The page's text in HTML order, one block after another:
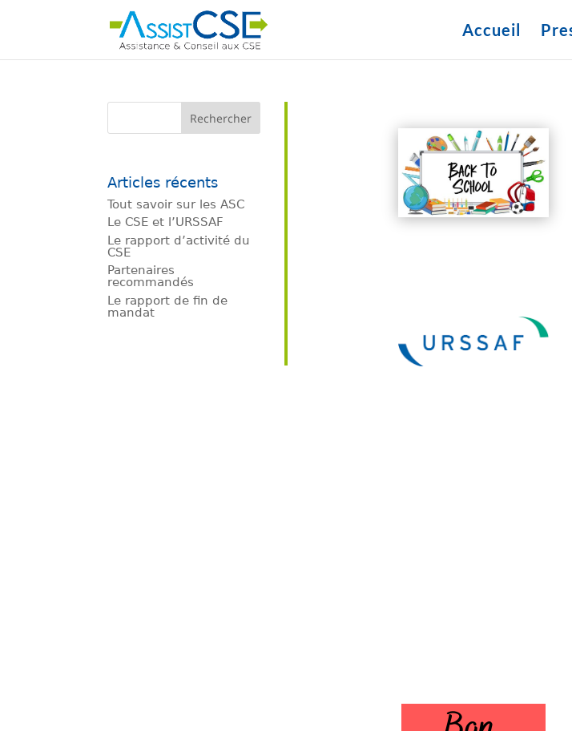
Accueil
Articles récents
Tout savoir sur les ASC
Le CSE et l’URSSAF
Le rapport d’activité du
CSE
Partenaires
recommandés
Le rapport de fin de
mandat